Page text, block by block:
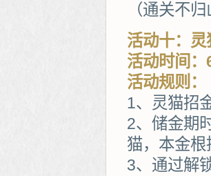
（通关不
活动十：灵
活动时间
活动规则：
1、灵猫招
2、储金期
猫，本金
3、通过解